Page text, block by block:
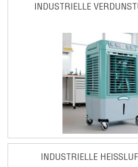
INDUSTRIELLE
INDUSTRIELLE